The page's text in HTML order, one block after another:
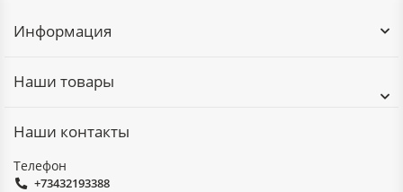
Информация
Наши товары
Наши контакты
Телефон
+73432193388